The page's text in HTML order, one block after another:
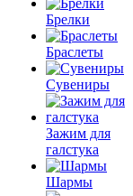
Брелки
Браслеты
Сувениры
Зажим для
галстука
Шармы